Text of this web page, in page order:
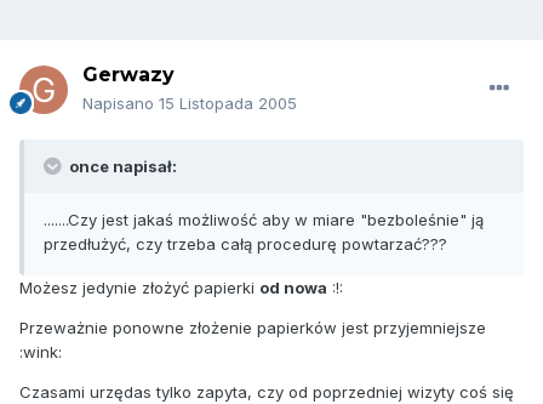
Gerwazy
Napisano 15 Listopada 2005
once napisał:
.......Czy jest jakaś możliwość aby w miare "bezboleśnie" ją
przedłużyć, czy trzeba całą procedurę powtarzać???
Możesz jedynie złożyć papierki od nowa :!:
Przeważnie ponowne złożenie papierków jest przyjemniejsze
:wink:
Czasami urzędas tylko zapyta, czy od poprzedniej wizyty coś się